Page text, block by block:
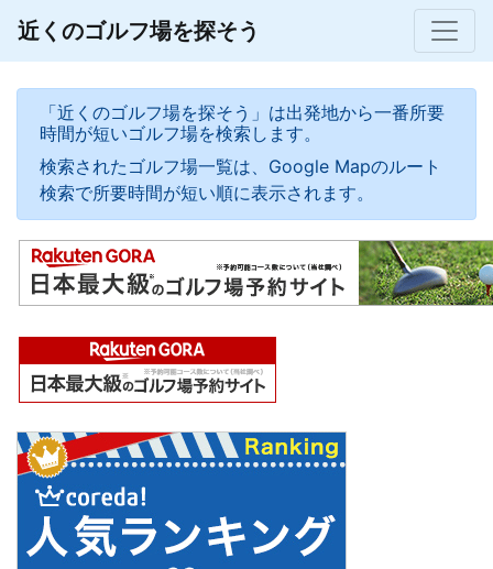
近くのゴルフ場を探そう
「近くのゴルフ場を探そう」は出発地から一番所要
時間が短いゴルフ場を検索します。
検索されたゴルフ場一覧は、Google Mapのルート
検索で所要時間が短い順に表示されます。